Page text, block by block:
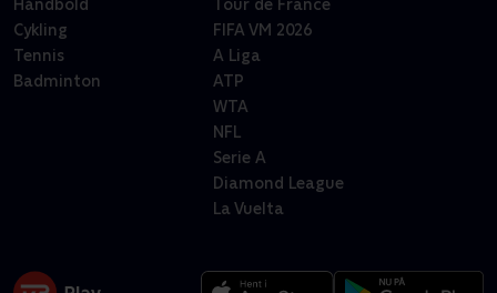
Håndbold
Cykling
Tennis
Badminton
Tour de France
FIFA VM 2026
A Liga
ATP
WTA
NFL
Serie A
Diamond League
La Vuelta